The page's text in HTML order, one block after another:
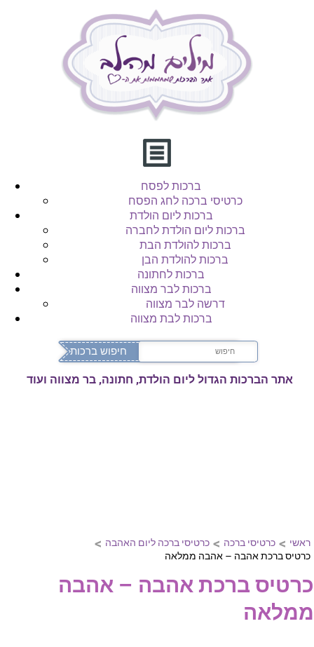
ברכות לפסח
כרטיסי ברכה לחג הפסח
ברכות ליום הולדת
ברכות ליום הולדת לחברה
ברכות להולדת הבת
ברכות להולדת הבן
ברכות לחתונה
ברכות לבר מצווה
דרשה לבר מצווה
ברכות לבת מצווה
אתר הברכות הגדול ליום הולדת, חתונה, בר מצווה ועוד
ראשי > כרטיסי ברכה > כרטיסי ברכה ליום האהבה >
כרטיס ברכת אהבה – אהבה ממלאה
כרטיס ברכת אהבה – אהבה
ממלאה